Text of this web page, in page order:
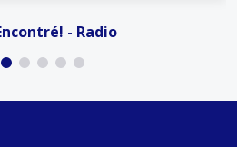
- Radio